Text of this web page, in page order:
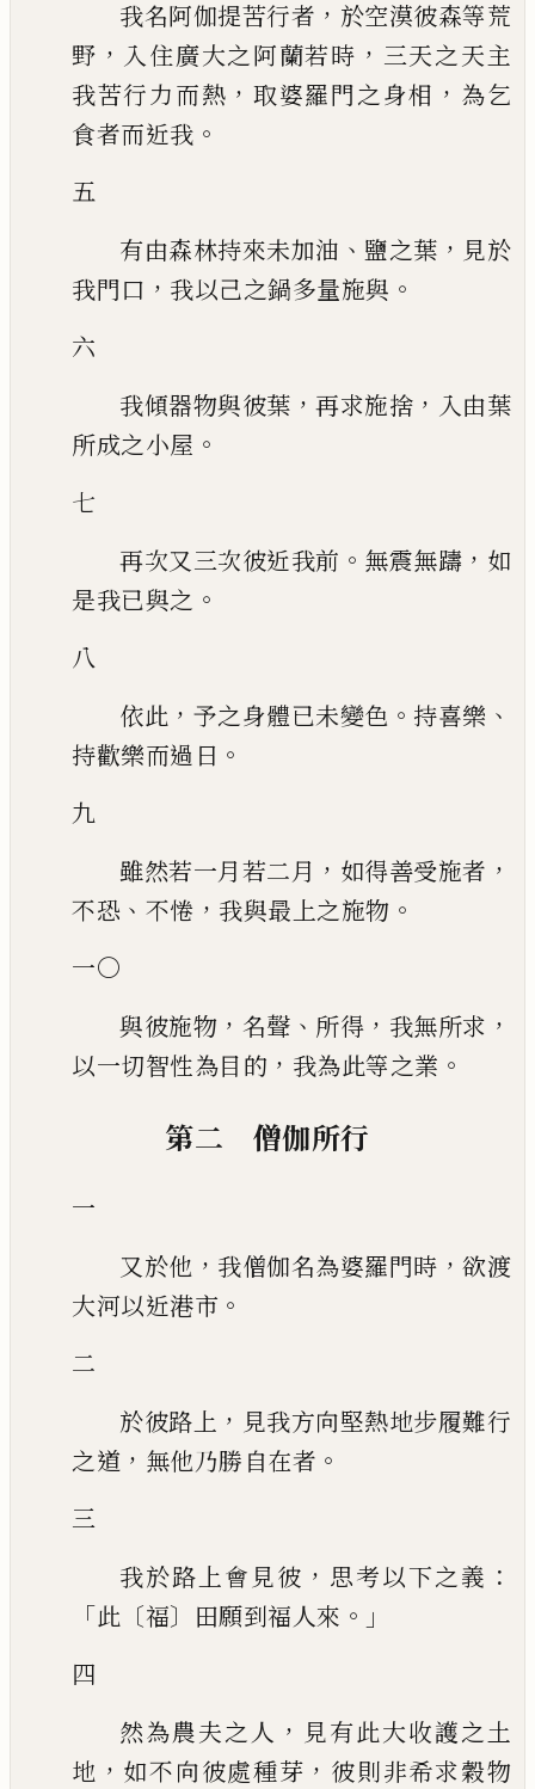
我名阿伽提苦行者 ， 於空漠彼森等荒
野 ， 入住廣大之阿蘭若時 ， 三天之天主
我苦行力而熱 ，取婆羅門之身相 ， 為乞
食者而近我 。
五
有由森林持來未加油 、 鹽之葉 ， 見於
我門口 ， 我以己之鍋多量施與 。
六
我傾器物與彼葉 ， 再求施捨 ， 入由葉
所成之小屋 。
七
再次又三次彼近我前 。 無震無躊 ， 如
是我已與之 。
八
依此 ， 予之身體已未變色 。 持喜樂 、
持歡樂而過日 。
九
雖然若一月若二月 ， 如得善受施者 ，
不恐 、 不惓 ， 我與最上之施物 。
一〇
與彼施物 ， 名聲 、 所得 ， 我無所求 ，
以一切智性為目的 ， 我為此等之業 。
第二 僧伽所行
一
又於他 ， 我僧伽名為婆羅門時 ， 欲渡
大河以近港市 。
二
於彼路上 ， 見我方向堅熱地步履難行
之道 ， 無他乃勝自在者 。
三
我於路上會見彼 ， 思考以下之義 ：
「此 〔福〕 田願到福人來 。」
四
然為農夫之人 ， 見有此大收護之土
地 ， 如不向彼處種芽 ， 彼則非希求穀物